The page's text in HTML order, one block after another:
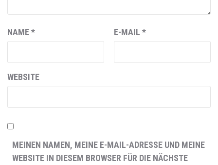
NAME* E-MAIL *
WEBSITE
MEINEN NAMEN, MEINE E-MAIL-ADRESSE UND MEINE
WEBSITE IN DIESEM BROWSER FÜR DIE NÄCHSTE